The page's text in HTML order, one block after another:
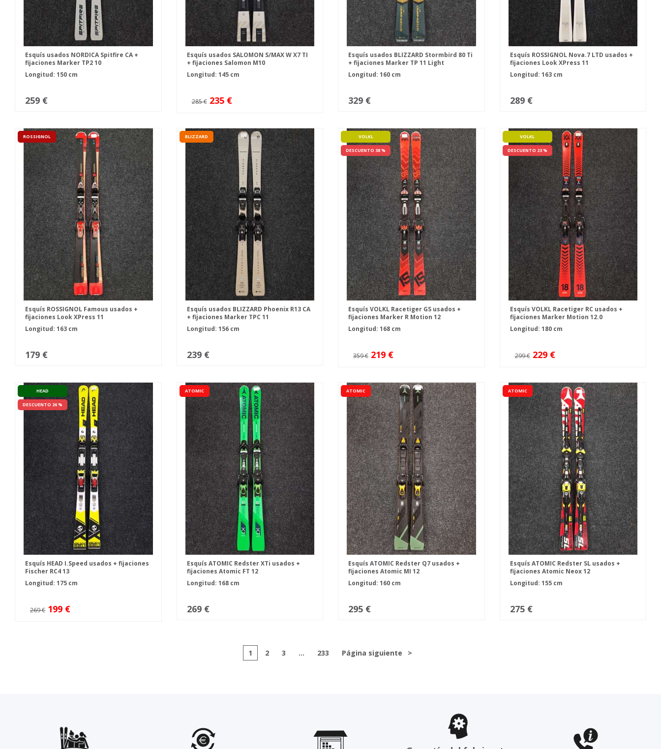
Esquís usados NORDICA Spitfire CA +
fijaciones Marker TP2 10
Longitud: 150 cm
259 €
Esquís usados SALOMON S/MAX W X7 TI
+ fijaciones Salomon M10
Longitud: 145 cm
285 € 235 €
Esquís usados BLIZZARD Stormbird 80 Ti
+ fijaciones Marker TP 11 Light
Longitud: 160 cm
329 €
Esquís ROSSIGNOL Nova.7 LTD usados +
fijaciones Look XPress 11
Longitud: 163 cm
289 €
ROSSIGNOL
Esquís ROSSIGNOL Famous usados +
fijaciones Look XPress 11
Longitud: 163 cm
179 €
BLIZZARD
Esquís usados BLIZZARD Phoenix R13 CA
+ fijaciones Marker TPC 11
Longitud: 156 cm
239 €
VOLKL
DESCUENTO 38 %
Esquís VOLKL Racetiger GS usados +
fijaciones Marker R Motion 12
Longitud: 168 cm
359 € 219 €
VOLKL
DESCUENTO 23 %
Esquís VOLKL Racetiger RC usados +
fijaciones Marker Motion 12.0
Longitud: 180 cm
299 € 229 €
HEAD
DESCUENTO 26 %
Esquís HEAD I.Speed usados + fijaciones
Fischer RC4 13
Longitud: 175 cm
269 € 199 €
ATOMIC
Esquís ATOMIC Redster XTi usados +
fijaciones Atomic FT 12
Longitud: 168 cm
269 €
ATOMIC
Esquís ATOMIC Redster Q7 usados +
fijaciones Atomic MI 12
Longitud: 160 cm
295 €
ATOMIC
Esquís ATOMIC Redster SL usados +
fijaciones Atomic Neox 12
Longitud: 155 cm
275 €
1 2 3 ... 233 Página siguiente >